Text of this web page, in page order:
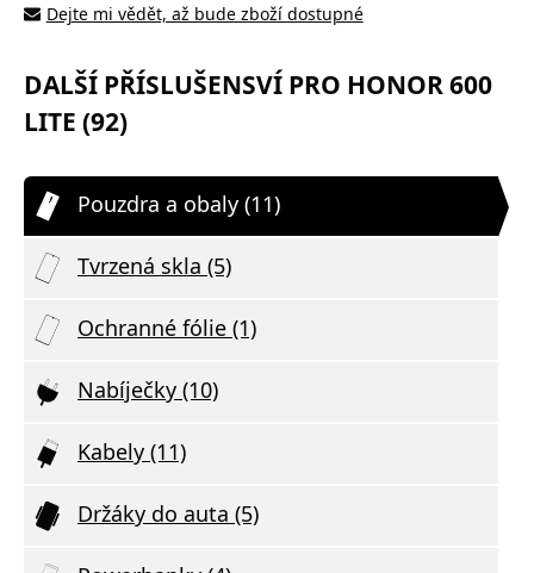
Dejte mi vědět, až bude zboží dostupné
DALŠÍ PŘÍSLUŠENSVÍ PRO HONOR 600
LITE (92)
Pouzdra a obaly (11)
Tvrzená skla (5)
Ochranné fólie (1)
Nabíječky (10)
Kabely (11)
Držáky do auta (5)